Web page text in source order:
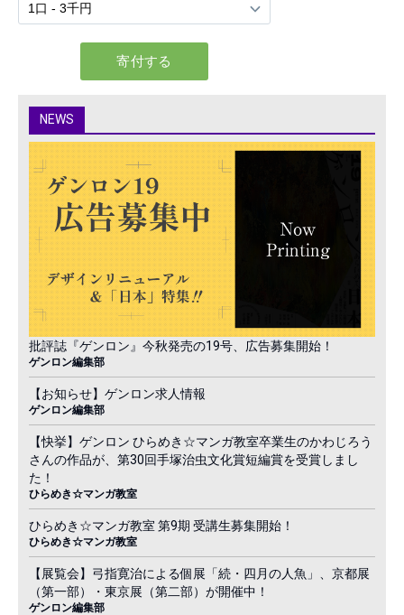
NEWS
批評誌『ゲンロン』今秋発売の19号、広告募集開始！
ゲンロン編集部
【お知らせ】ゲンロン求人情報
ゲンロン編集部
【快挙】ゲンロン ひらめき☆マンガ教室卒業生のかわじろう
さんの作品が、第30回手塚治虫文化賞短編賞を受賞しまし
た！
ひらめき☆マンガ教室
ひらめき☆マンガ教室 第9期 受講生募集開始！
ひらめき☆マンガ教室
【展覧会】弓指寛治による個展「続・四月の人魚」、京都展
（第一部）・東京展（第二部）が開催中！
ゲンロン編集部